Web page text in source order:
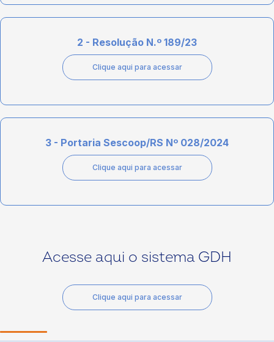
2 - Resolução N.º 189/23
Clique aqui para acessar
3 - Portaria Sescoop/RS Nº 028/2024
Clique aqui para acessar
Acesse aqui o sistema GDH
Clique aqui para acessar